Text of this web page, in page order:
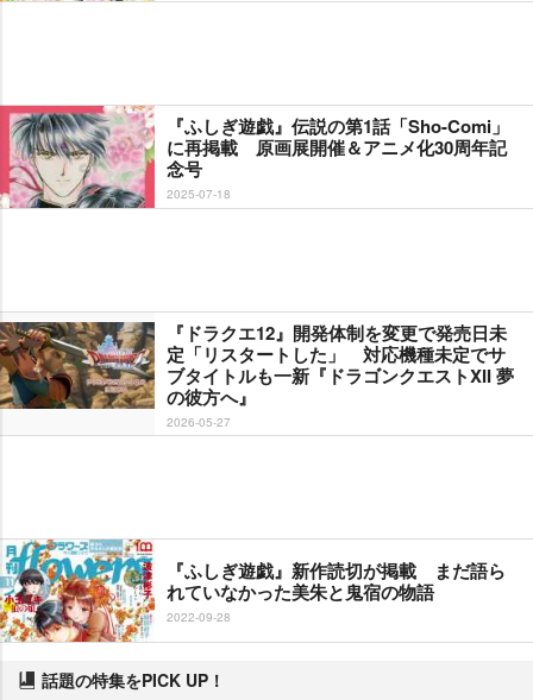
『ふしぎ遊戯』伝説の第1話「Sho-Comi」
に再掲載 原画展開催＆アニメ化30周年記
念号
2025-07-18
『ドラクエ12』開発体制を変更で発売日未
定「リスタートした」 対応機種未定でサ
ブタイトルも一新『ドラゴンクエストXII 夢
の彼方へ』
2026-05-27
『ふしぎ遊戯』新作読切が掲載 まだ語ら
れていなかった美朱と鬼宿の物語
2022-09-28
話題の特集をPICK UP！